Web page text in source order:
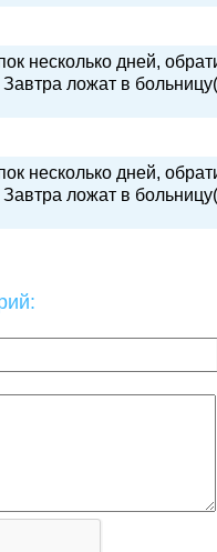
несколько дней,
ложат в
несколько дней,
ложат в